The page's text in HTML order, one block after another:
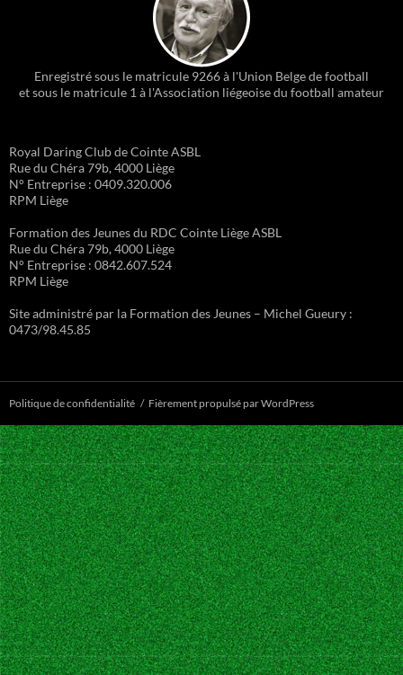
Enregistré sous le matricule 9266 à l'Union Belge de football
et sous le matricule 1 à l'Association liégeoise du football amateur
Royal Daring Club de Cointe ASBL
Rue du Chéra 79b, 4000 Liège
N° Entreprise : 0409.320.006
RPM Liège
Formation des Jeunes du RDC Cointe Liège ASBL
Rue du Chéra 79b, 4000 Liège
N° Entreprise : 0842.607.524
RPM Liège
Site administré par la Formation des Jeunes – Michel Gueury :
0473/98.45.85
Politique de confidentialité Fièrement propulsé par WordPress